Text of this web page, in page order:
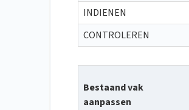
INDIENEN
CONTROLEREN
Bestaand vak
aanpassen